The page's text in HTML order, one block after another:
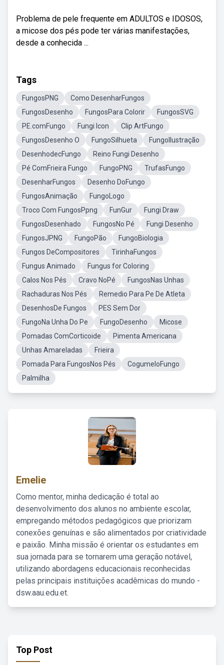
Problema de pele frequente em ADULTOS e IDOSOS,
a micose dos pés pode ter várias manifestações,
desde a conhecida ...
Tags
FungosPNG
Como DesenharFungos
FungosDesenho
FungosPara Colorir
FungosSVG
PE.comFungo
Fungi Icon
Clip ArtFungo
FungosDesenho O
FungoSilhueta
FungoIlustração
DesenhodecFungo
Reino Fungi Desenho
Pé ComFrieira Fungo
FungoPNG
TrufasFungo
DesenharFungos
Desenho DoFungo
FungosAnimação
FungoLogo
Troco Com FungosPpng
FunGur
Fungi Draw
FungosDesenhado
FungosNo Pé
Fungi Desenho
FungosJPNG
FungoPão
FungoBiologia
Fungos DeCompositores
TirinhaFungos
Fungus Animado
Fungus for Coloring
Calos Nos Pés
Cravo NoPé
FungosNas Unhas
Rachaduras Nos Pés
Remedio Para Pe De Atleta
DesenhosDe Fungos
PES Sem Dor
FungoNa Unha Do Pe
FungoDesenho
Micose
Pomadas ComCorticoide
Pimenta Americana
Unhas Amareladas
Frieira
Pomada Para FungosNos Pés
CogumeloFungo
Palmilha
Emelie
Como mentor, minha dedicação é total ao
desenvolvimento dos alunos no ambiente escolar,
empregando métodos pedagógicos que priorizam
conexões genuínas e são alimentados por criatividade
e paixão. Minha missão é orientar os estudantes em
sua jornada para se tornarem uma geração notável,
utilizando abordagens educacionais reconhecidas
pelas principais instituições acadêmicas do mundo -
dsw.aau.edu.et.
Top Post